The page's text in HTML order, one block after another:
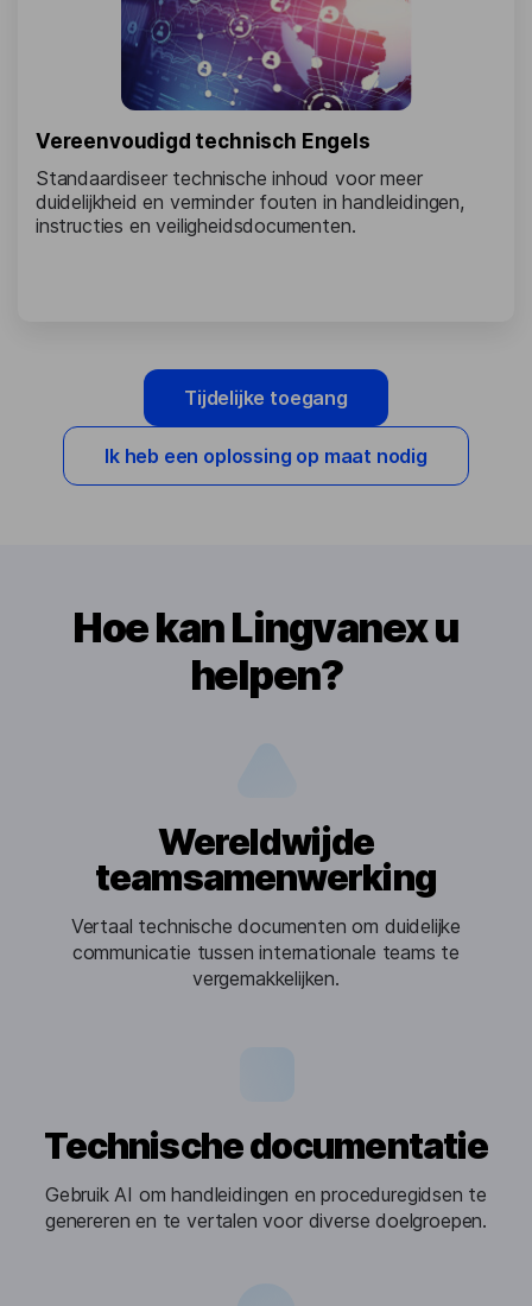
Vereenvoudigd technisch Engels
Standaardiseer technische inhoud voor meer
duidelijkheid en verminder fouten in handleidingen,
instructies en veiligheidsdocumenten.
Tijdelijke toegang
Ik heb een oplossing op maat nodig
Hoe kan Lingvanex u
helpen?
Wereldwijde
teamsamenwerking
Vertaal technische documenten om duidelijke
communicatie tussen internationale teams te
vergemakkelijken.
Technische documentatie
Gebruik AI om handleidingen en proceduregidsen te
genereren en te vertalen voor diverse doelgroepen.